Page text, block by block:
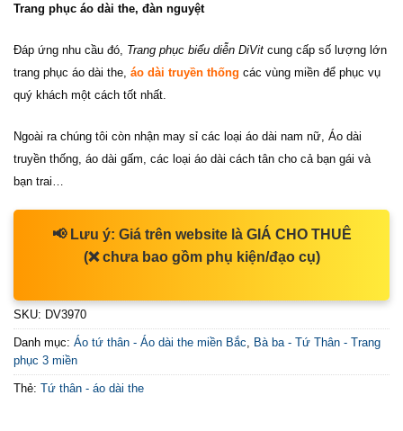
Trang phục áo dài the, đàn nguyệt
Đáp ứng nhu cầu đó, Trang phục biểu diễn DiVit cung cấp số lượng lớn
trang phục áo dài the, áo dài truyền thống các vùng miền để phục vụ
quý khách một cách tốt nhất.
Ngoài ra chúng tôi còn nhận may sỉ các loại áo dài nam nữ, Áo dài
truyền thống, áo dài gấm, các loại áo dài cách tân cho cả bạn gái và
bạn trai…
📢 Lưu ý: Giá trên website là GIÁ CHO THUÊ
(❌ chưa bao gồm phụ kiện/đạo cụ)
SKU: DV3970
Danh mục: Áo tứ thân - Áo dài the miền Bắc, Bà ba - Tứ Thân - Trang
phục 3 miền
Thẻ: Tứ thân - áo dài the